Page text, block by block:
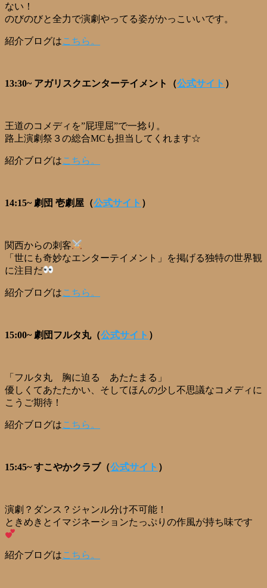
ない！
のびのびと全力で演劇やってる姿がかっこいいです。
紹介ブログはこちら。
13:30~ アガリスクエンターテイメント（公式サイト ）
王道のコメディを”屁理屈”で一捻り。
路上演劇祭３の総合MCも担当してくれます☆
紹介ブログはこちら。
14:15~ 劇団 壱劇屋（公式サイト ）
関西からの刺客
「世にも奇妙なエンターテイメント」を掲げる独特の世界観
に注目だ
紹介ブログはこちら。
15:00~ 劇団フルタ丸（公式サイト ）
「フルタ丸 胸に迫る あたたまる」
優しくてあたたかい、そしてほんの少し不思議なコメディに
こうご期待！
紹介ブログはこちら。
15:45~ すこやかクラブ（公式サイト ）
演劇？ダンス？ジャンル分け不可能！
ときめきとイマジネーションたっぷりの作風が持ち味です
紹介ブログはこちら。